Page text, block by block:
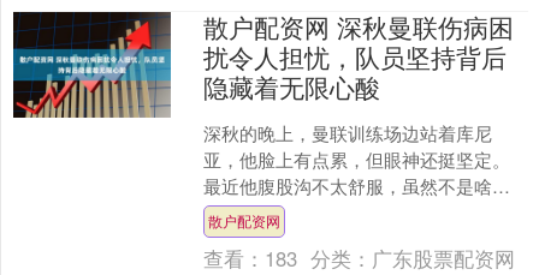
散户配资网 深秋曼联伤病困
扰令人担忧，队员坚持背后
隐藏着无限心酸
深秋的晚上，曼联训练场边站着库尼
亚，他脸上有点累，但眼神还挺坚定。
最近他腹股沟不太舒服，虽然不是啥大
问题，但也足够让人担心。每次一疼起
来，他就得停下来想想自己还....
散户配资网
查看： 183 分类： 广东股票配资网